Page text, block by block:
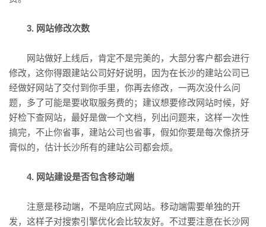
3. 网站修改次数
网站做好上线后，肯定不是完美的，大部分客户都会进行
修改，这你得跟建站公司好好说明，因为在长沙的建站公司已
经做好网站了交付到你手里，你再去修改，一两次没什么问
题，多了可能是要收取服务费的；建议想要修改网站时候，好
好检下查网站，最好是做一个文档，列出问题来，这样一次性
搞完，不止你省事，建站公司也省事，假如你要是每次像挤牙
膏似的，估计长沙所有的建站公司都会烦。
4. 网站建设是否包含移动端
注意是移动端，不是响应式网站。移动端需要单独的开
发，这样子对搜索引擎优化会比较友好。不过要注意在长沙网